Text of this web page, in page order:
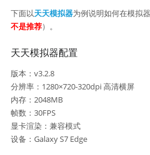
下面以天天模拟器为例说明如何在模拟
不是推荐）。
天天模拟器配置
版本：v3.2.8
分辨率：1280×720-320dpi 高清横屏
内存：2048MB
帧数：30FPS
显卡渲染：兼容模式
设备：Galaxy S7 Edge